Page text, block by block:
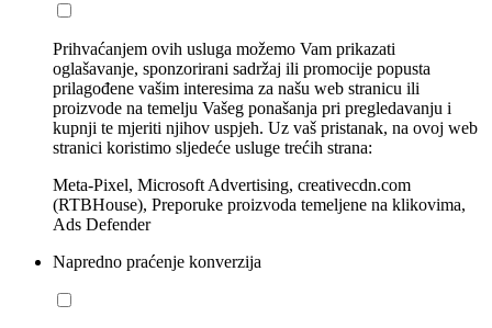
Prihvaćanjem ovih usluga možemo Vam prikazati
oglašavanje, sponzorirani sadržaj ili promocije popusta
prilagođene vašim interesima za našu web stranicu ili
proizvode na temelju Vašeg ponašanja pri pregledavanju i
kupnji te mjeriti njihov uspjeh. Uz vaš pristanak, na ovoj web
stranici koristimo sljedeće usluge trećih strana:
Meta-Pixel, Microsoft Advertising, creativecdn.com
(RTBHouse), Preporuke proizvoda temeljene na klikovima,
Ads Defender
Napredno praćenje konverzija